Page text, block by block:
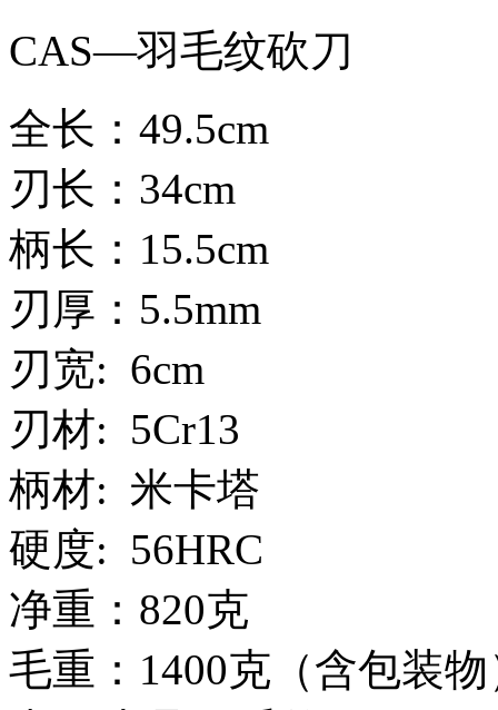
CAS—羽毛纹砍刀
全长：49.5cm
刃长：34cm
柄长：15.5cm
刃厚：5.5mm
刃宽: 6cm
刃材: 5Cr13
柄材: 米卡塔
硬度: 56HRC
净重：820克
毛重：1400克（含包装